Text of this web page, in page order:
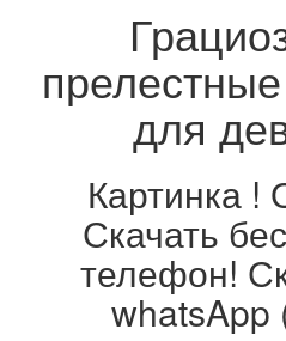
для
Картинка !
Скачать
телефон!
whatsApp